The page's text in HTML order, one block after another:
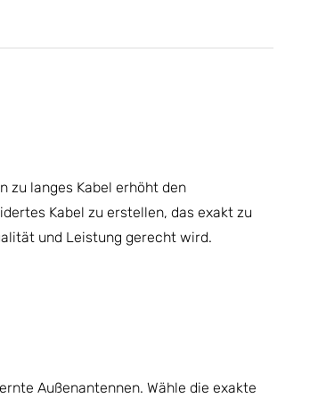
zu langes Kabel erhöht den
Kabel zu erstellen, das exakt zu
und Leistung gerecht wird.
Außenantennen. Wähle die exakte